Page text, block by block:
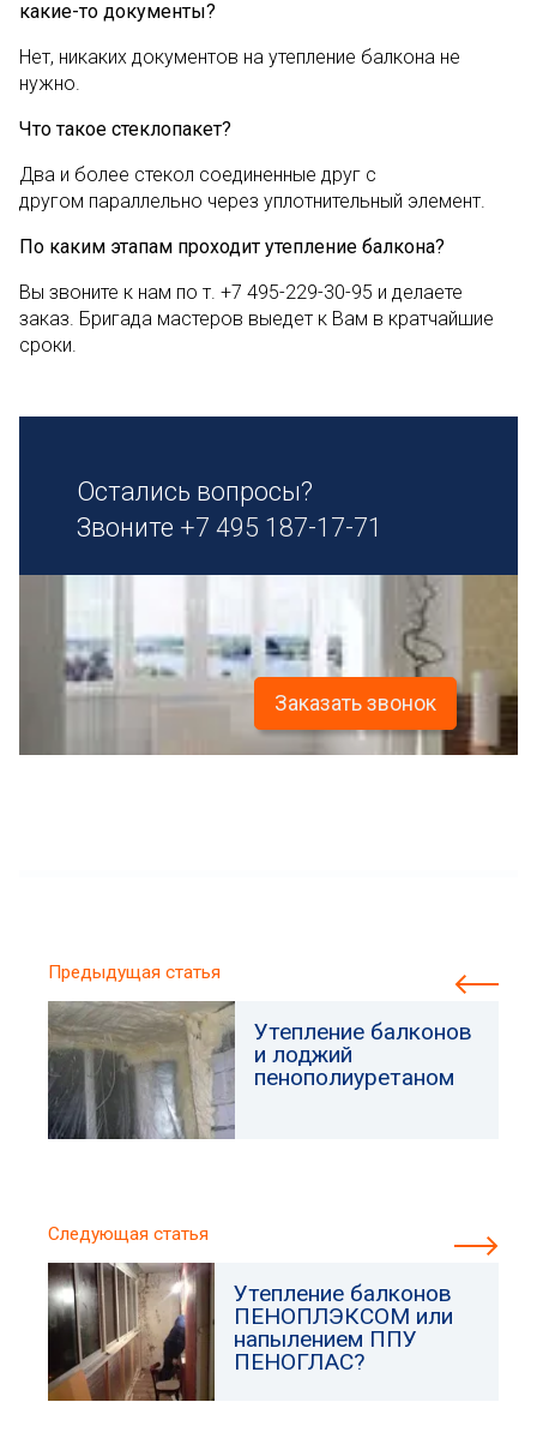
какие-то документы?
Нет, никаких документов на утепление балкона не
нужно.
Что такое стеклопакет?
Два и более стекол соединенные друг с
другом параллельно через уплотнительный элемент.
По каким этапам проходит утепление балкона?
Вы звоните к нам по т. +7 495-229-30-95 и делаете
заказ. Бригада мастеров выедет к Вам в кратчайшие
сроки.
Остались вопросы?
Звоните +7 495 187-17-71
Заказать звонок
Предыдущая статья
Утепление балконов
и лоджий
пенополиуретаном
Следующая статья
Утепление балконов
ПЕНОПЛЭКСОМ или
напылением ППУ
ПЕНОГЛАС?